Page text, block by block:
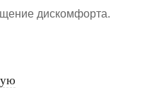
дискомфорта.